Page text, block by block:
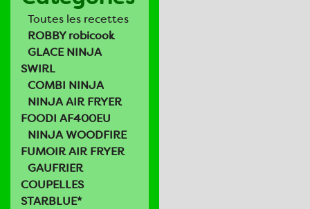
Toutes les recettes
ROBBY robicook
GLACE NINJA
SWIRL
COMBI NINJA
NINJA AIR FRYER
FOODI AF400EU
NINJA WOODFIRE
FUMOIR AIR FRYER
GAUFRIER
COUPELLES
STARBLUE*